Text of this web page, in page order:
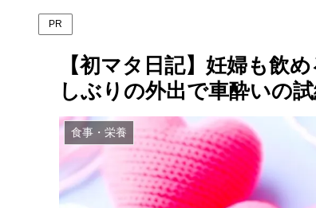
PR
【初マタ日記】妊婦も飲
しぶりの外出で車酔いの
食事・栄養